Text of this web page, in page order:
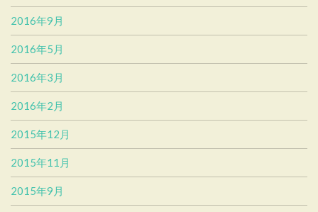
2016年9月
2016年5月
2016年3月
2016年2月
2015年12月
2015年11月
2015年9月